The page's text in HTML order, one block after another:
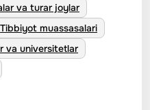
va turar joylar
Tibbiyot muassasalari
va universitetlar